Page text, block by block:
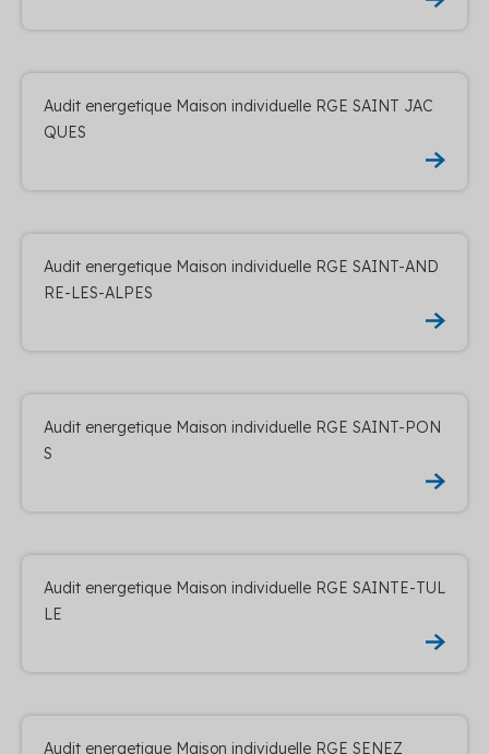
Audit energetique Maison individuelle RGE SAINT JAC
QUES
Audit energetique Maison individuelle RGE SAINT-AND
RE-LES-ALPES
Audit energetique Maison individuelle RGE SAINT-PON
S
Audit energetique Maison individuelle RGE SAINTE-TUL
LE
Audit energetique Maison individuelle RGE SENEZ